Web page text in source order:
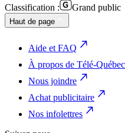
Classification :
Grand public
Haut de page
Aide et FAQ
À propos de Télé-Québec
Nous joindre
Achat publicitaire
Nos infolettres